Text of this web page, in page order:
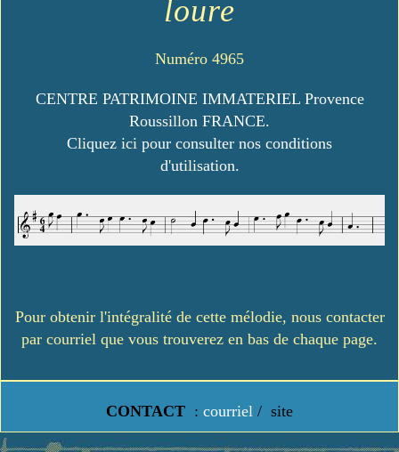
loure
Numéro 4965
CENTRE PATRIMOINE IMMATERIEL Provence
Roussillon FRANCE.
Cliquez ici pour consulter nos conditions
d'utilisation.
Pour obtenir l'intégralité de cette mélodie, nous contacter
par courriel que vous trouverez en bas de chaque page.
CONTACT : courriel / site
https://www.lavielledanstoussesetats.fr